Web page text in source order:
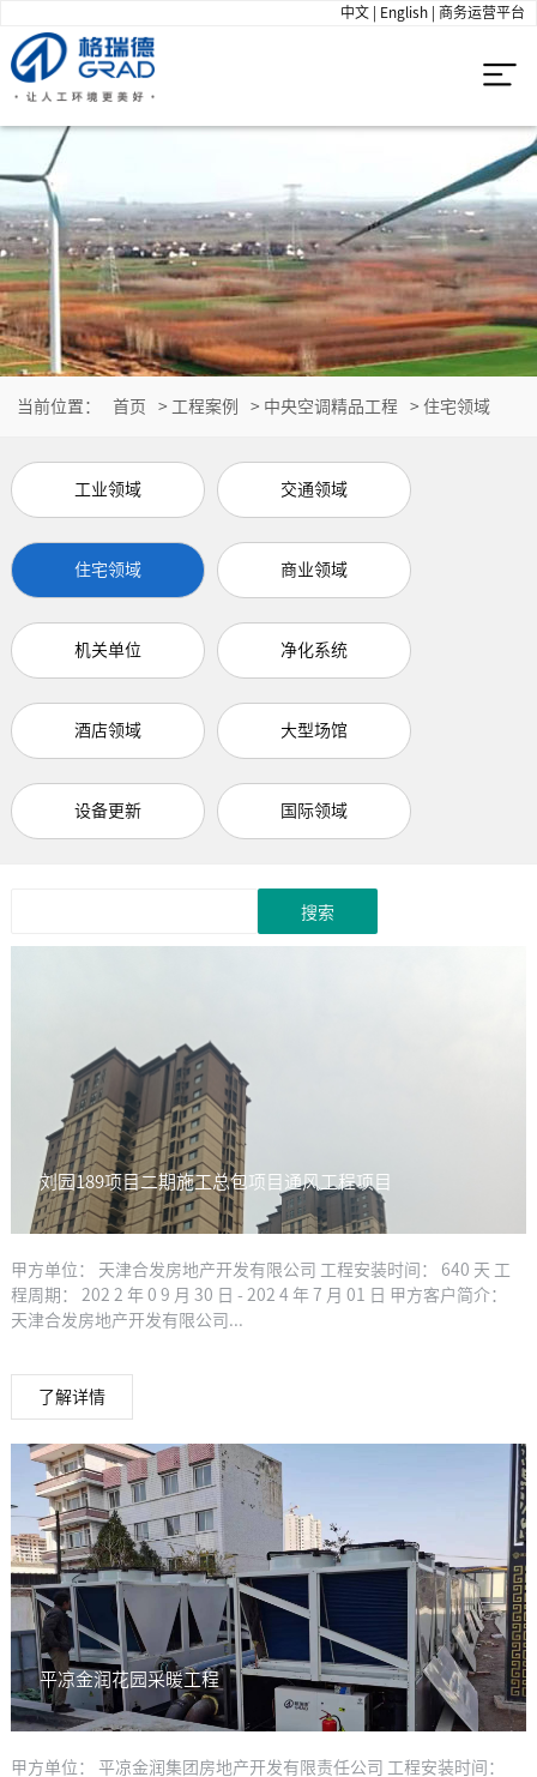
中文 English |商务运营平台
当前位置： 首页 > 工程案例 > 中央空调精品工程 > 住宅领域
工业领域 交通领域
住宅领域 商业领域
机关单位 净化系统
酒店领域 大型场馆
设备更新 国际领域
搜索
刘园189项目二期施工总包项目通风工程项目
甲方单位： 天津合发房地产开发有限公司 工程安装时间： 640 天 工
程周期： 202 2 年 0 9 月 30 日 - 202 4 年 7 月 01 日 甲方客户简介：
天津合发房地产开发有限公司...
了解详情
平凉金润花园采暖工程
甲方单位： 平凉金润集团房地产开发有限责任公司 工程安装时间：